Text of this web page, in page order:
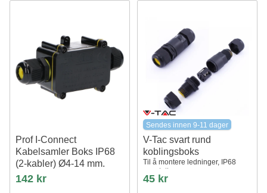
Prof I-Connect
Kabelsamler Boks IP68
(2-kabler) Ø4-14 mm.
Kabel
142 kr
Sendes innen 9-11 dager
V-Tac svart rund
koblingsboks
Til å montere ledninger, IP68
vanntett
45 kr